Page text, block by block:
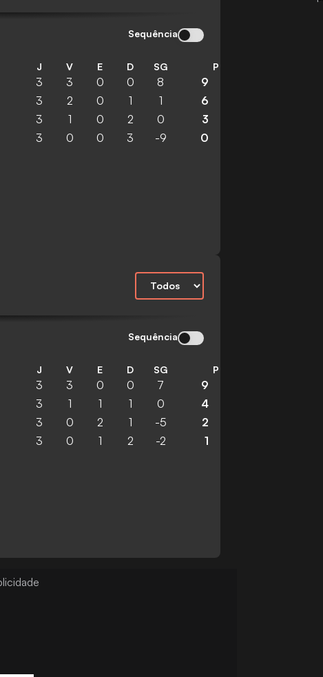
Sequência
J V E D SG P
3 3 0 0 8 9
3 2 0 1 1 6
3 1 0 2 0 3
3 0 0 3 -9 0
Sequência
J V E D SG P
3 3 0 0 7 9
3 1 1 1 0 4
3 0 2 1 -5 2
3 0 1 2 -2 1